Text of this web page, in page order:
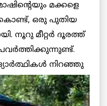
മക്കളെ
ഒരു പുതിയ
നൂറു മീറ്റര്‍ ദൂരത്ത്
നിറഞ്ഞു